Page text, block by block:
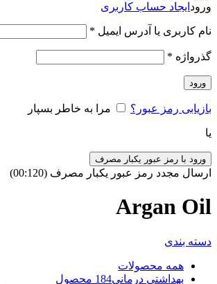
ورود ایجاد حساب کاربری
نام کاربری یا آدرس ایمیل *
گذرواژه *
ورود
بازیابی رمز عبور؟ مرا به خاطر بسپار
یا
ورود با رمز عبور یکبار مصرف
ارسال مجدد رمز عبور یکبار مصرف (00:
120
)
Argan Oil
دسته بندی
همه محصولات
بهداشتی درمانی184 محصول